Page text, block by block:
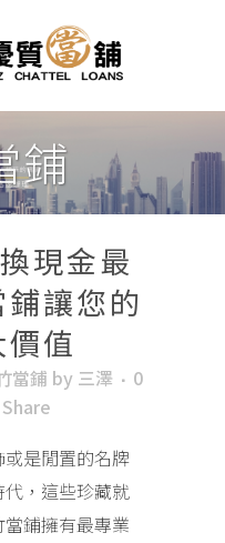
鋪
現金最
讓您的
值
當鋪 by 三澤
0
Share
是閒置的名牌
，這些珍藏就
鋪擁有最專業